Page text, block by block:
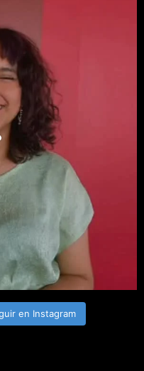
en Instagram